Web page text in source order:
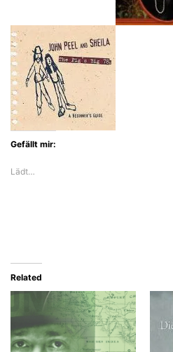
Gefällt mir:
Lädt…
Related